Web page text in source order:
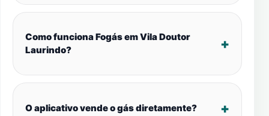
Como funciona Fogás em Vila Doutor
Laurindo?
O aplicativo vende o gás diretamente?